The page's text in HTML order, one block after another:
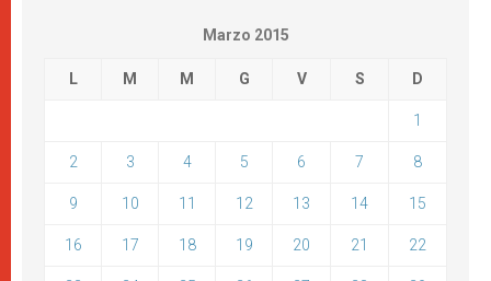
Marzo 2015
L M M G V S D
1
2 3 4 5 6 7 8
9 10 11 12 13 14 15
16 17 18 19 20 21 22